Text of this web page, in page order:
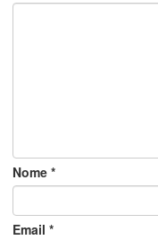
Nome *
Email *